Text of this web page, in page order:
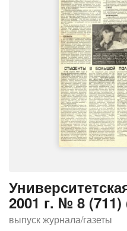
2001 г. № 8 (711)
выпуск журнала/газеты